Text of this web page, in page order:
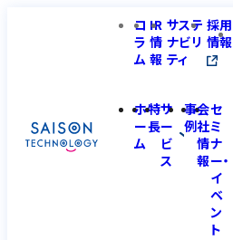
コ
ラ
ム
IR
情
報
サステ
ナビリ
ティ
採用
情報
ホ
ー
ム
特
長
サ
ー
ビ
ス
事
例
会
社
情
報
セ
ミ
ナ
ー・
イ
ベ
ン
ト